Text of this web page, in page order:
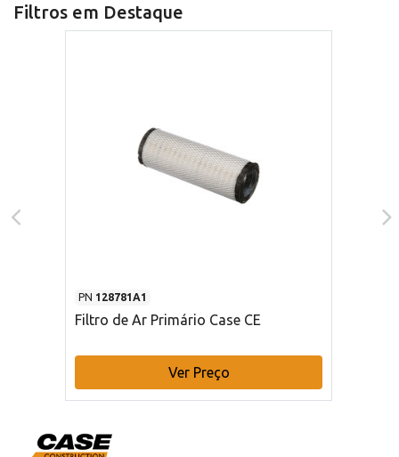
Filtros em Destaque
PN 128781A1
Filtro de Ar Primário Case CE
Ver Preço